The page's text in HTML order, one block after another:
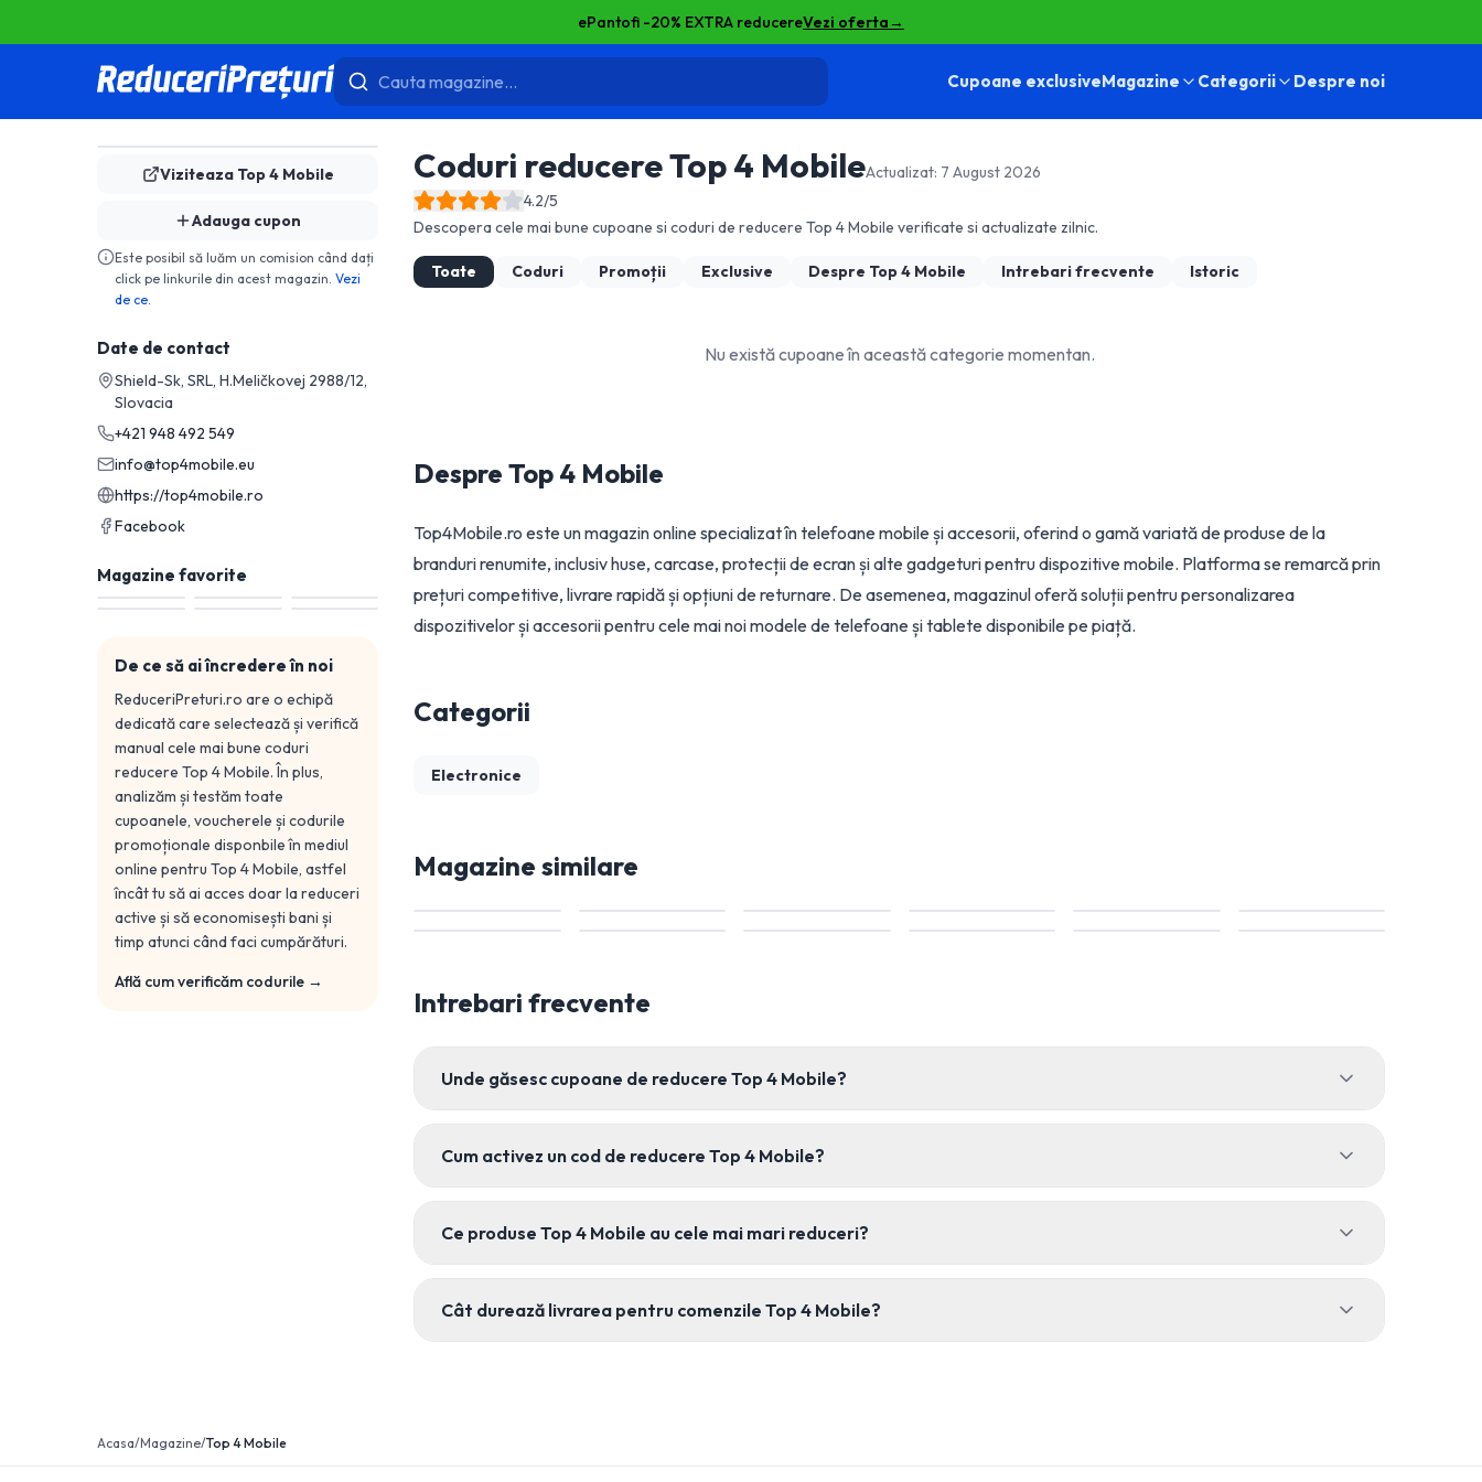
ePantofi -20% EXTRA reducereVezi oferta→
Cupoane exclusiveMagazine Categorii Despre noi
Viziteaza Top 4 Mobile
Adauga cupon
Este posibil să luăm un comision când dați
click pe linkurile din acest magazin. Vezi
de ce.
Date de contact
Shield-Sk, SRL, H.Meličkovej 2988/12,
Slovacia
+421 948 492 549
info@top4mobile.eu
https://top4mobile.ro
Facebook
Magazine favorite
De ce să ai încredere în noi
ReduceriPreturi.ro are o echipă
dedicată care selectează și verifică
manual cele mai bune coduri
reducere Top 4 Mobile. În plus,
analizăm și testăm toate
cupoanele, voucherele și codurile
promoționale disponbile în mediul
online pentru Top 4 Mobile, astfel
încât tu să ai acces doar la reduceri
active și să economisești bani și
timp atunci când faci cumpărături.
Află cum verificăm codurile →
Coduri reducereTop 4 MobileActualizat: 7 August 2026
4.2/5
Descopera cele mai bune cupoane si coduri de reducereTop 4 Mobile verificate si actualizate zilnic.
Toate Coduri Promoții Exclusive Despre Top 4 Mobile Intrebari frecvente Istoric
Nu există cupoane în această categorie momentan.
DespreTop 4 Mobile
Top4Mobile.ro este un magazin online specializat în telefoane mobile și accesorii, oferind o gamă variată de produse de la
branduri renumite, inclusiv huse, carcase, protecții de ecran și alte gadgeturi pentru dispozitive mobile. Platforma se remarcă prin
prețuri competitive, livrare rapidă și opțiuni de returnare. De asemenea, magazinul oferă soluții pentru personalizarea
dispozitivelor și accesorii pentru cele mai noi modele de telefoane și tablete disponibile pe piață.
Categorii
Electronice
Magazine similare
Intrebari frecvente
Unde găsesc cupoane de reducere Top 4 Mobile?
Cum activez un cod de reducere Top 4 Mobile?
Ce produse Top 4 Mobile au cele mai mari reduceri?
Cât durează livrarea pentru comenzile Top 4 Mobile?
Acasa/Magazine/Top 4 Mobile